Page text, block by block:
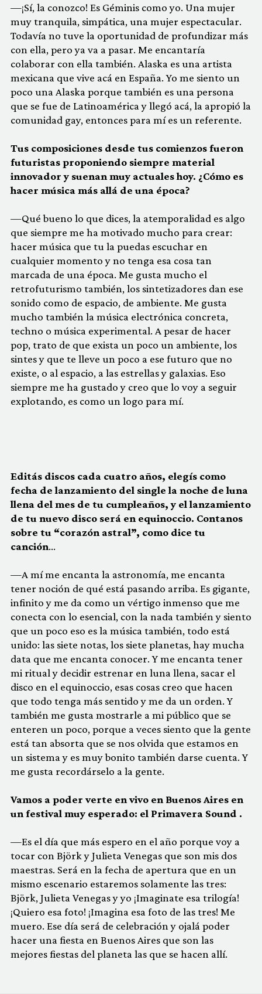
—¡Sí, la conozco! Es Géminis como yo. Una mujer
muy tranquila, simpática, una mujer espectacular.
Todavía no tuve la oportunidad de profundizar más
con ella, pero ya va a pasar. Me encantaría
colaborar con ella también. Alaska es una artista
mexicana que vive acá en España. Yo me siento un
poco una Alaska porque también es una persona
que se fue de Latinoamérica y llegó acá, la apropió la
comunidad gay, entonces para mí es un referente.
Tus composiciones desde tus comienzos fueron
futuristas proponiendo siempre material
innovador y suenan muy actuales hoy. ¿Cómo es
hacer música más allá de una época?
—Qué bueno lo que dices, la atemporalidad es algo
que siempre me ha motivado mucho para crear:
hacer música que tu la puedas escuchar en
cualquier momento y no tenga esa cosa tan
marcada de una época. Me gusta mucho el
retrofuturismo también, los sintetizadores dan ese
sonido como de espacio, de ambiente. Me gusta
mucho también la música electrónica concreta,
techno o música experimental. A pesar de hacer
pop, trato de que exista un poco un ambiente, los
sintes y que te lleve un poco a ese futuro que no
existe, o al espacio, a las estrellas y galaxias. Eso
siempre me ha gustado y creo que lo voy a seguir
explotando, es como un logo para mí.
Editás discos cada cuatro años, elegís como
fecha de lanzamiento del single la noche de luna
llena del mes de tu cumpleaños, y el lanzamiento
de tu nuevo disco será en equinoccio. Contanos
sobre tu “corazón astral”, como dice tu
canción…
—A mí me encanta la astronomía, me encanta
tener noción de qué está pasando arriba. Es gigante,
infinito y me da como un vértigo inmenso que me
conecta con lo esencial, con la nada también y siento
que un poco eso es la música también, todo está
unido: las siete notas, los siete planetas, hay mucha
data que me encanta conocer. Y me encanta tener
mi ritual y decidir estrenar en luna llena, sacar el
disco en el equinoccio, esas cosas creo que hacen
que todo tenga más sentido y me da un orden. Y
también me gusta mostrarle a mi público que se
enteren un poco, porque a veces siento que la gente
está tan absorta que se nos olvida que estamos en
un sistema y es muy bonito también darse cuenta. Y
me gusta recordárselo a la gente.
Vamos a poder verte en vivo en Buenos Aires en
un festival muy esperado: el Primavera Sound .
—Es el día que más espero en el año porque voy a
tocar con Björk y Julieta Venegas que son mis dos
maestras. Será en la fecha de apertura que en un
mismo escenario estaremos solamente las tres:
Björk, Julieta Venegas y yo ¡Imaginate esa trilogía!
¡Quiero esa foto! ¡Imagina esa foto de las tres! Me
muero. Ese día será de celebración y ojalá poder
hacer una fiesta en Buenos Aires que son las
mejores fiestas del planeta las que se hacen allí.